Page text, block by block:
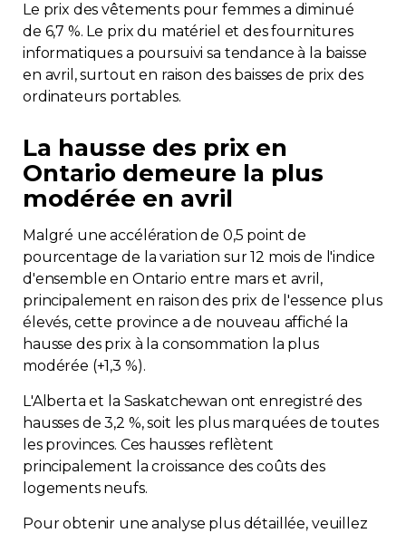
Le prix des vêtements pour femmes a diminué
de 6,7 %. Le prix du matériel et des fournitures
informatiques a poursuivi sa tendance à la baisse
en avril, surtout en raison des baisses de prix des
ordinateurs portables.
La hausse des prix en
Ontario demeure la plus
modérée en avril
Malgré une accélération de 0,5 point de
pourcentage de la variation sur 12 mois de l'indice
d'ensemble en Ontario entre mars et avril,
principalement en raison des prix de l'essence plus
élevés, cette province a de nouveau affiché la
hausse des prix à la consommation la plus
modérée (+1,3 %).
L'Alberta et la Saskatchewan ont enregistré des
hausses de 3,2 %, soit les plus marquées de toutes
les provinces. Ces hausses reflètent
principalement la croissance des coûts des
logements neufs.
Pour obtenir une analyse plus détaillée, veuillez